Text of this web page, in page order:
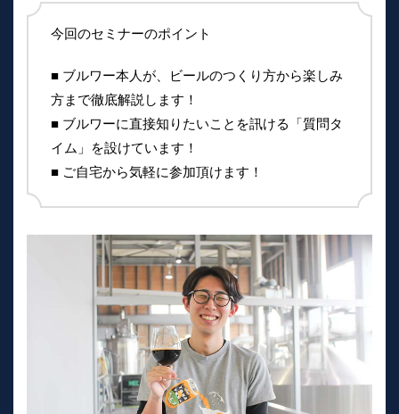
今回のセミナーのポイント
■ ブルワー本人が、ビールのつくり方から楽しみ
方まで徹底解説します！
■ ブルワーに直接知りたいことを訊ける「質問タ
イム」を設けています！
■ ご自宅から気軽に参加頂けます！